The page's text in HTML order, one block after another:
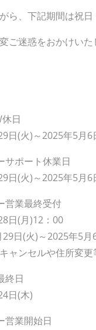
ら、下記期間は祝
ご迷惑をおかけい
日
日(火)～2025年5月6
サポート休業日
日(火)～2025年5月6
営業最終受付
日(月)12：00
日(火)～2025年5月
ャンセルや住所変
終日
日(木)
営業開始日